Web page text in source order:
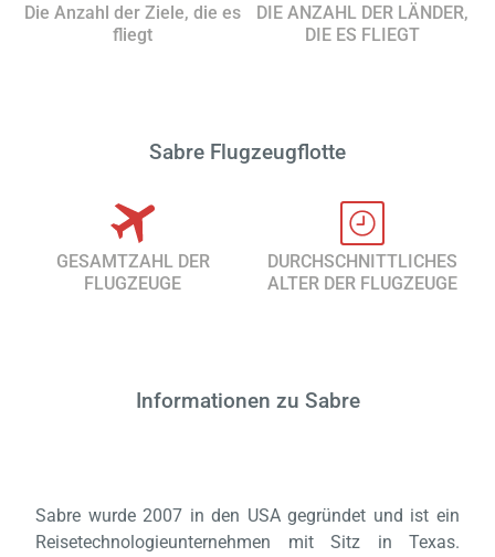
Die Anzahl der Ziele, die es
fliegt
DIE ANZAHL DER LÄNDER,
DIE ES FLIEGT
Sabre Flugzeugflotte
GESAMTZAHL DER
FLUGZEUGE
DURCHSCHNITTLICHES
ALTER DER FLUGZEUGE
Informationen zu Sabre
Sabre wurde 2007 in den USA gegründet und ist ein
Reisetechnologieunternehmen mit Sitz in Texas.